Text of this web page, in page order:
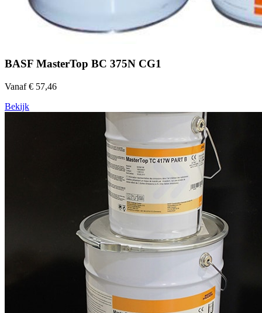
BASF MasterTop BC 375N CG1
Vanaf € 57,46
Bekijk